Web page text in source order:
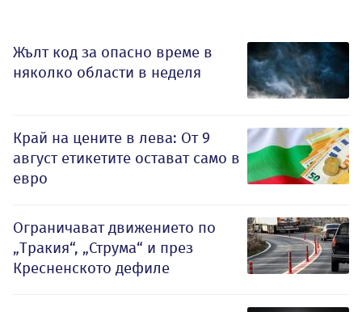
Жълт код за опасно време в
няколко области в неделя
Край на цените в лева: От 9
август етикетите остават само в
евро
Ограничават движението по
„Тракия“, „Струма“ и през
Кресненското дефиле